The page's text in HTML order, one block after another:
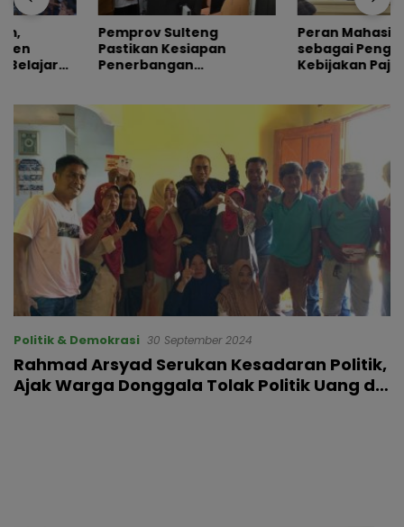
Pemprov Sulteng
Pastikan Kesiapan
Penerbangan
Peran Mahasiswa
sebagai Pengawas
Kebijakan Pajak Baru di
Politik & Demokrasi 30 September 2024
Rahmad Arsyad Serukan Kesadaran Politik,
Ajak Warga Donggala Tolak Politik Uang di